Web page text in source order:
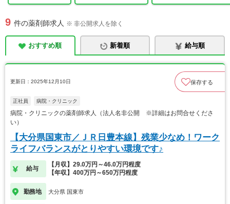
9 件の薬剤師求人 ※ 非公開求人を除く
おすすめ順 新着順 給与順
更新日：2025年12月10日 保存する
正社員 病院・クリニック
病院・クリニックの薬剤師求人（法人名非公開 ※詳細はお問合せくださ
い）
【大分県国東市／ＪＲ日豊本線】残業少なめ！ワーク
ライフバランスがとりやすい環境です♪
給与
【月収】29.0万円～46.0万円程度
【年収】400万円～650万円程度
勤務地 大分県 国東市